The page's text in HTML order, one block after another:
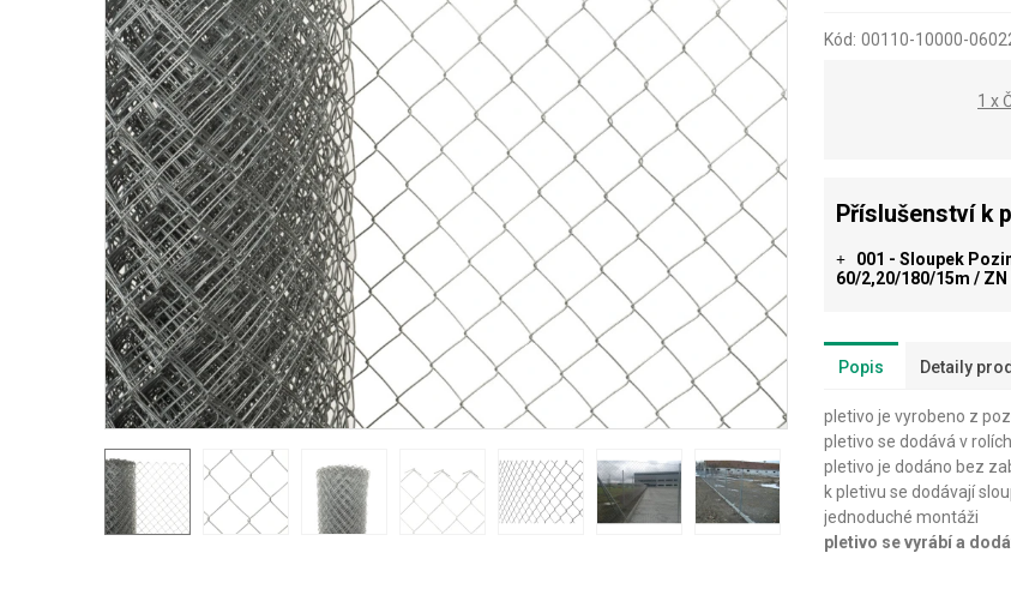
Kód: 00110-10000-
1 x
Příslušenství k
+
001 - Sloupek
60/2,20/180/15m / ZN
Popis Detaily
pletivo je vyrobeno z
pletivo se dodává v
pletivo je dodáno bez
k pletivu se dodávají
jednoduché montáži
pletivo se vyrábí a